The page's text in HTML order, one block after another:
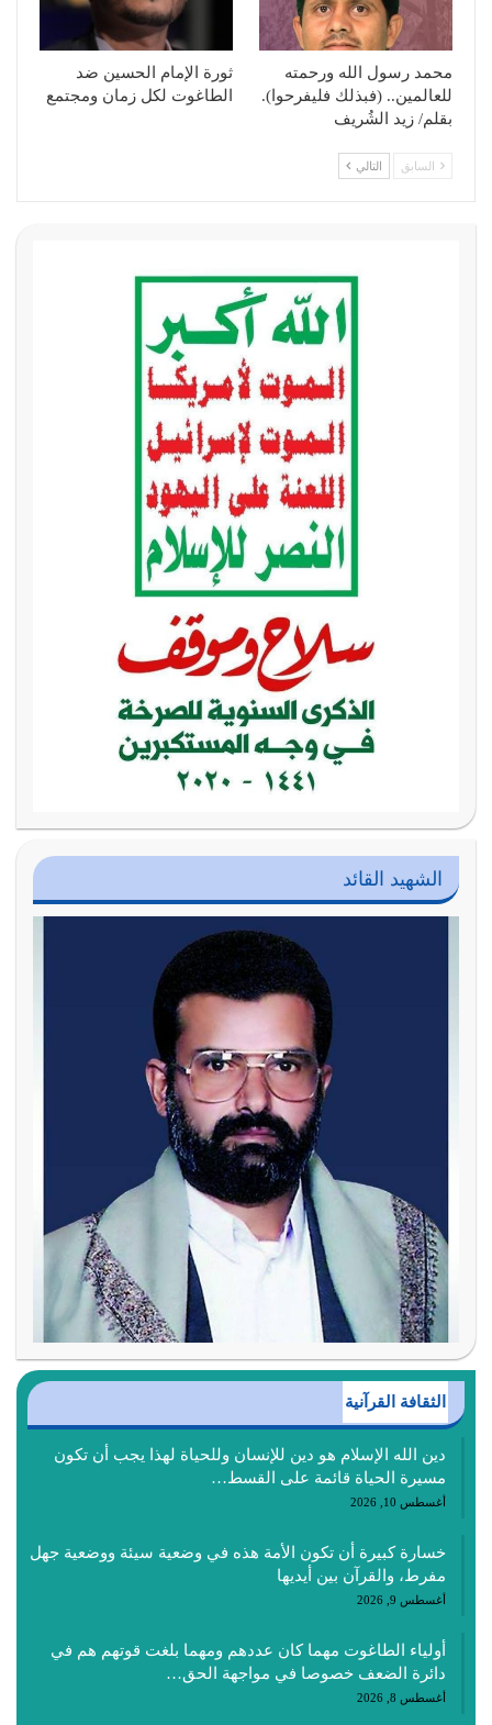
محمد رسول الله ورحمته
للعالمين.. (فبذلك فليفرحوا).
بقلم/ زيد الشُريف
ثورة الإمام الحسين ضد
الطاغوت لكل زمان ومجتمع
السابق التالي
الشهيد القائد
الثقافة القرآنية
دين الله الإسلام هو دين للإنسان وللحياة لهذا يجب أن تكون
مسيرة الحياة قائمة على القسط…
أغسطس 10, 2026
خسارة كبيرة أن تكون الأمة هذه في وضعية سيئة ووضعية جهل
مفرط، والقرآن بين أيديها
أغسطس 9, 2026
أولياء الطاغوت مهما كان عددهم ومهما بلغت قوتهم هم في
دائرة الضعف خصوصا في مواجهة الحق…
أغسطس 8, 2026